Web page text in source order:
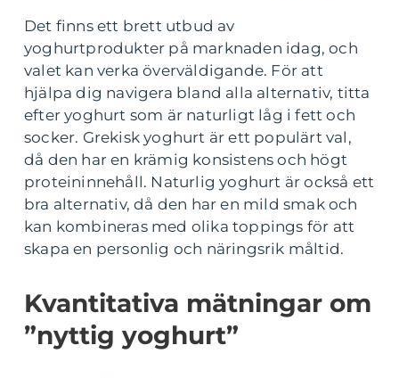
Det finns ett brett utbud av
yoghurtprodukter på marknaden idag, och
valet kan verka överväldigande. För att
hjälpa dig navigera bland alla alternativ, titta
efter yoghurt som är naturligt låg i fett och
socker. Grekisk yoghurt är ett populärt val,
då den har en krämig konsistens och högt
proteininnehåll. Naturlig yoghurt är också ett
bra alternativ, då den har en mild smak och
kan kombineras med olika toppings för att
skapa en personlig och näringsrik måltid.
Kvantitativa mätningar om
”nyttig yoghurt”